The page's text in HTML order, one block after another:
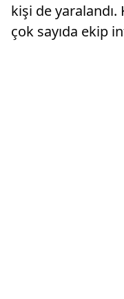
kişi de yaralandı.
çok sayıda ekip